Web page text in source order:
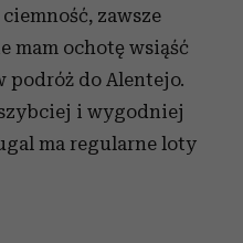
zawsze
mam ochotę wsiąść
podróż do Alentejo.
i wygodniej
ma regularne loty